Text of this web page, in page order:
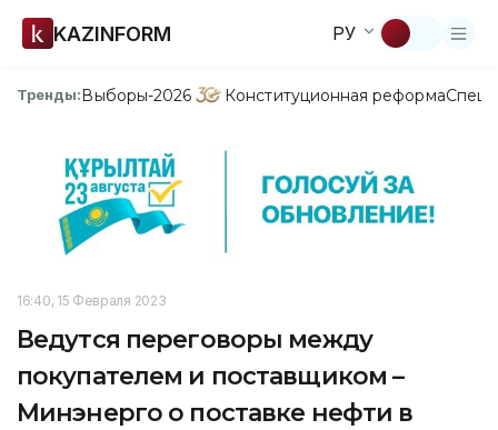
KAZINFORM РУ
Тренды:Выборы-2026 Конституционная реформа
16:40, 15 Февраля 2023
Ведутся переговоры между
покупателем и поставщиком –
Минэнерго о поставке нефти в